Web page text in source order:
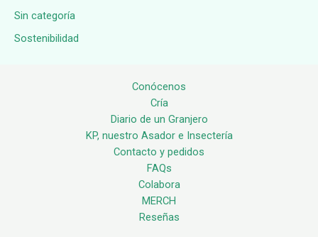
Sin categoría
Sostenibilidad
Conócenos
Cría
Diario de un Granjero
KP, nuestro Asador e Insectería
Contacto y pedidos
FAQs
Colabora
MERCH
Reseñas